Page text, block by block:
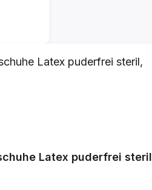
Latex puderfrei steril,